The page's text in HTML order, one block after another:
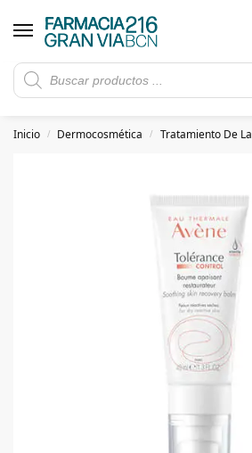
Rebajas de verano hasta -30%
5€ de descuento con el cupón 5GRANVIA
Inicio / Dermocosmética / Tratamiento De